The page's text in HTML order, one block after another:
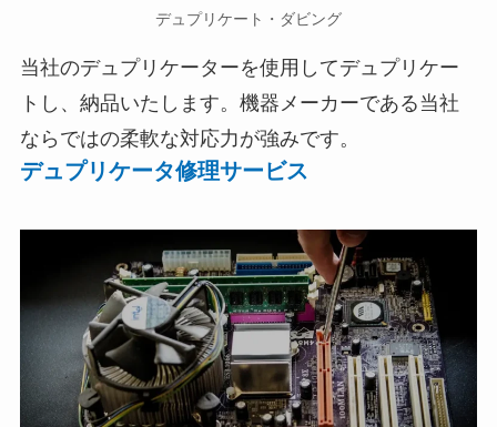
デュプリケート・ダビング
当社のデュプリケーターを使用してデュプリケー
トし、納品いたします。機器メーカーである当社
ならではの柔軟な対応力が強みです。
デュプリケータ修理サービス